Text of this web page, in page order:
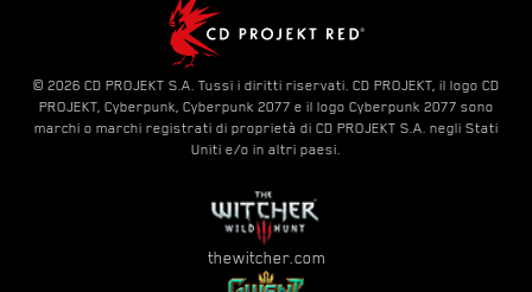
© 2026 CD PROJEKT S.A. Tussi i diritti riservati. CD PROJEKT, il logo CD
PROJEKT, Cyberpunk, Cyberpunk 2077 e il logo Cyberpunk 2077 sono
marchi o marchi registrati di proprietà di CD PROJEKT S.A. negli Stati
Uniti e/o in altri paesi.
thewitcher.com